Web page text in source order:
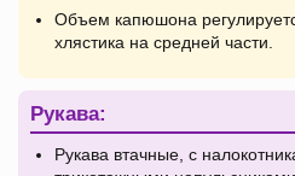
Объем капюшона
хлястика на средней части.
Рукава:
Рукава втачные, с